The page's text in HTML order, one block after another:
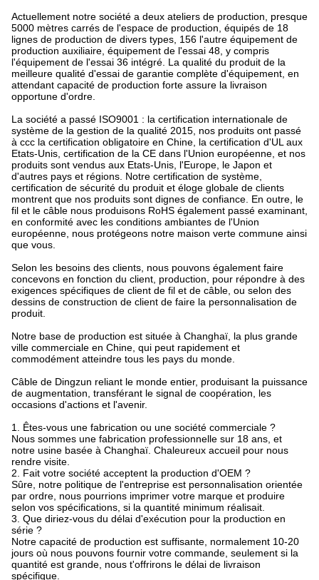
Actuellement notre société a deux ateliers de production, presque
5000 mètres carrés de l'espace de production, équipés de 18
lignes de production de divers types, 156 l'autre équipement de
production auxiliaire, équipement de l'essai 48, y compris
l'équipement de l'essai 36 intégré. La qualité du produit de la
meilleure qualité d'essai de garantie complète d'équipement, en
attendant capacité de production forte assure la livraison
opportune d'ordre.
La société a passé ISO9001 : la certification internationale de
système de la gestion de la qualité 2015, nos produits ont passé
à ccc la certification obligatoire en Chine, la certification d'UL aux
Etats-Unis, certification de la CE dans l'Union européenne, et nos
produits sont vendus aux Etats-Unis, l'Europe, le Japon et
d'autres pays et régions. Notre certification de système,
certification de sécurité du produit et éloge globale de clients
montrent que nos produits sont dignes de confiance. En outre, le
fil et le câble nous produisons RoHS également passé examinant,
en conformité avec les conditions ambiantes de l'Union
européenne, nous protégeons notre maison verte commune ainsi
que vous.
Selon les besoins des clients, nous pouvons également faire
concevons en fonction du client, production, pour répondre à des
exigences spécifiques de client de fil et de câble, ou selon des
dessins de construction de client de faire la personnalisation de
produit.
Notre base de production est située à Changhaï, la plus grande
ville commerciale en Chine, qui peut rapidement et
commodément atteindre tous les pays du monde.
Câble de Dingzun reliant le monde entier, produisant la puissance
de augmentation, transférant le signal de coopération, les
occasions d'actions et l'avenir.
1. Êtes-vous une fabrication ou une société commerciale ?
Nous sommes une fabrication professionnelle sur 18 ans, et
notre usine basée à Changhaï. Chaleureux accueil pour nous
rendre visite.
2. Fait votre société acceptent la production d'OEM ?
Sûre, notre politique de l'entreprise est personnalisation orientée
par ordre, nous pourrions imprimer votre marque et produire
selon vos spécifications, si la quantité minimum réalisait.
3. Que diriez-vous du délai d'exécution pour la production en
série ?
Notre capacité de production est suffisante, normalement 10-20
jours où nous pouvons fournir votre commande, seulement si la
quantité est grande, nous t'offrirons le délai de livraison
spécifique.